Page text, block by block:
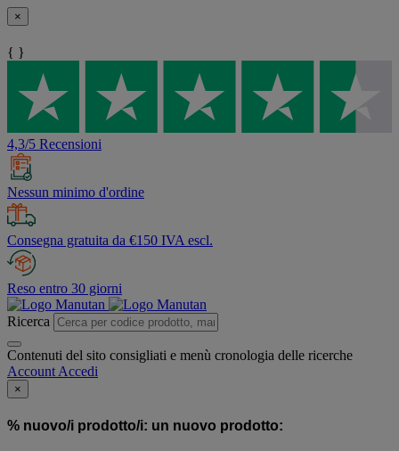
×
{ }
4,3/5 Recensioni
Nessun minimo d'ordine
Consegna gratuita da €150 IVA escl.
Reso entro 30 giorni
Ricerca
Contenuti del sito consigliati e menù cronologia delle ricerche
Account Accedi
×
% nuovo/i prodotto/i: un nuovo prodotto: